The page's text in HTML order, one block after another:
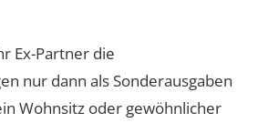
Ex-Partner die
nur dann als Sonderausgaben
Wohnsitz oder gewöhnlicher